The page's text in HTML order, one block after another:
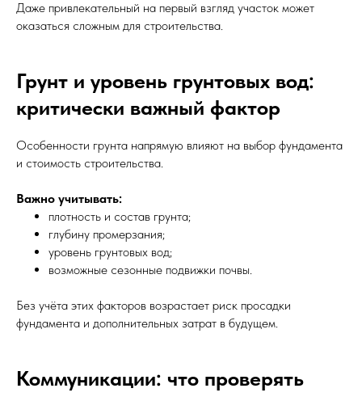
Даже привлекательный на первый взгляд участок может
оказаться сложным для строительства.
Грунт и уровень грунтовых вод:
критически важный фактор
Особенности грунта напрямую влияют на выбор фундамента
и стоимость строительства.
Важно учитывать:
плотность и состав грунта;
глубину промерзания;
уровень грунтовых вод;
возможные сезонные подвижки почвы.
Без учёта этих факторов возрастает риск просадки
фундамента и дополнительных затрат в будущем.
Коммуникации: что проверять